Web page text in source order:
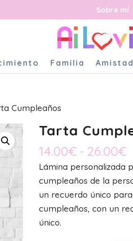
Sobre mí
Familia Amistad
Cumpleaños
Tarta
14.00€ - 26.00€
Lámina personalizada
cumpleaños de la
un recuerdo único
cumpleaños, con un
único.